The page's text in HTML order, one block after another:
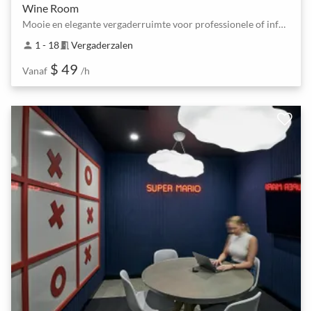
Wine Room
Mooie en elegante vergaderruimte voor professionele of informele bijeenkomsten
person 1 - 18meeting_room Vergaderzalen
Vanaf $ 49 /h